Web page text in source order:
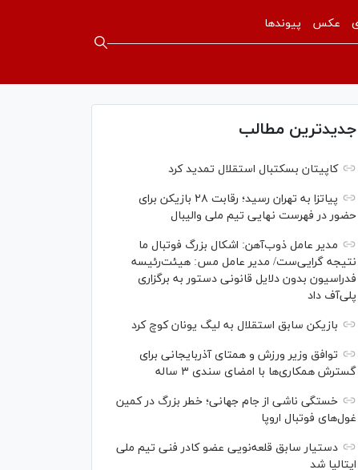
عکس پیوندها
جدیدترین مطالب
کاپیتان بسکتبال استقلال تمدید کرد
پیاتزا به تهران رسید؛ رقابت ۲۸ بازیکن برای
حضور در فهرست نهایی تیم ملی والیبال
مدیر عامل ذوب‌آهن: اشکال بزرگ فوتبال ما
نتیجه گرایی‌ست/ مدیر عامل مس: هیئت‌رئیسه
فدراسیون بدون دلایل قانونی دستور به برگزاری
پلی‌آف داد
بازیکن سابق استقلال به لیگ یونان کوچ کرد
توافق وزیر ورزش و همتای آذربایجانی برای
گسترش همکاری‌ها با امضای سندی ۳ ساله
خستگی ناشی از جام جهانی؛ خطر بزرگ در کمین
غول‌های فوتبال اروپا
دستیار سابق قلعه‌نویی عضو کادر فنی تیم ملی
ایتالیا شد